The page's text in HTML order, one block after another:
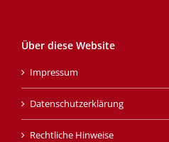
Über diese Website
Impressum
Datenschutzerklärung
Rechtliche Hinweise